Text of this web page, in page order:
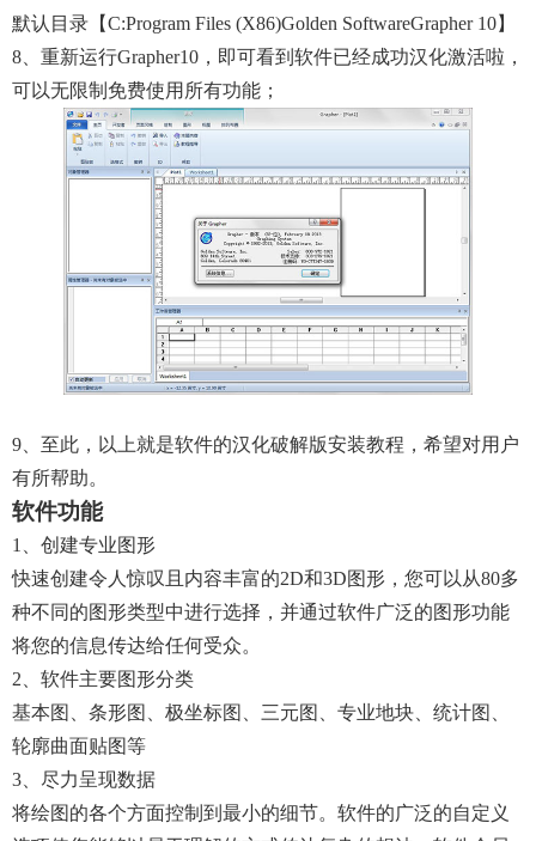
默认目录【C:Program Files (x86)Golden SoftwareGrapher 10】
8、重新运行Grapher10，即可看到软件已经成功汉化激活啦，
可以无限制免费使用所有功能；
9、至此，以上就是软件的汉化破解版安装教程，希望对用户
有所帮助。
软件功能
1、创建专业图形
快速创建令人惊叹且内容丰富的2D和3D图形，您可以从80多
种不同的图形类型中进行选择，并通过软件广泛的图形功能
将您的信息传达给任何受众。
2、软件主要图形分类
基本图、条形图、极坐标图、三元图、专业地块、统计图、
轮廓曲面贴图等
3、尽力呈现数据
将绘图的各个方面控制到最小的细节。软件的广泛的自定义